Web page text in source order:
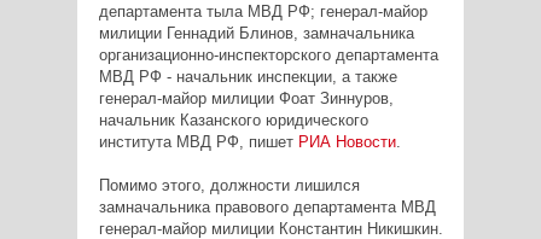
департамента тыла МВД РФ; генерал-майор
милиции Геннадий Блинов, замначальника
организационно-инспекторского департамента
МВД РФ - начальник инспекции, а также
генерал-майор милиции Фоат Зиннуров,
начальник Казанского юридического
института МВД РФ, пишет РИА Новости.
Помимо этого, должности лишился
замначальника правового департамента МВД
генерал-майор милиции Константин Никишкин.